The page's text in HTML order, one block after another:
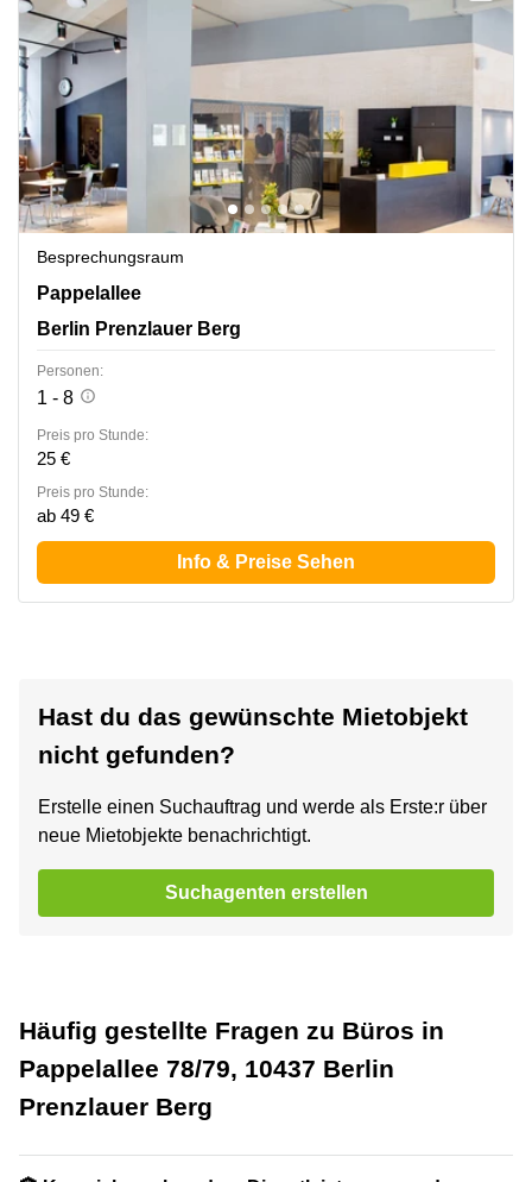
Besprechungsraum
Pappelallee 78/79, Berlin Prenzlauer Berg
Pappelallee
Berlin Prenzlauer Berg
Personen:
1 - 8
Preis pro Stunde:
25 €
Preis pro Stunde:
ab 49 €
Info & Preise Sehen
Hast du das gewünschte Mietobjekt
nicht gefunden?
Erstelle einen Suchauftrag und werde als Erste:r über
neue Mietobjekte benachrichtigt.
Suchagenten erstellen
Häufig gestellte Fragen zu Büros in
Pappelallee 78/79, 10437 Berlin
Prenzlauer Berg